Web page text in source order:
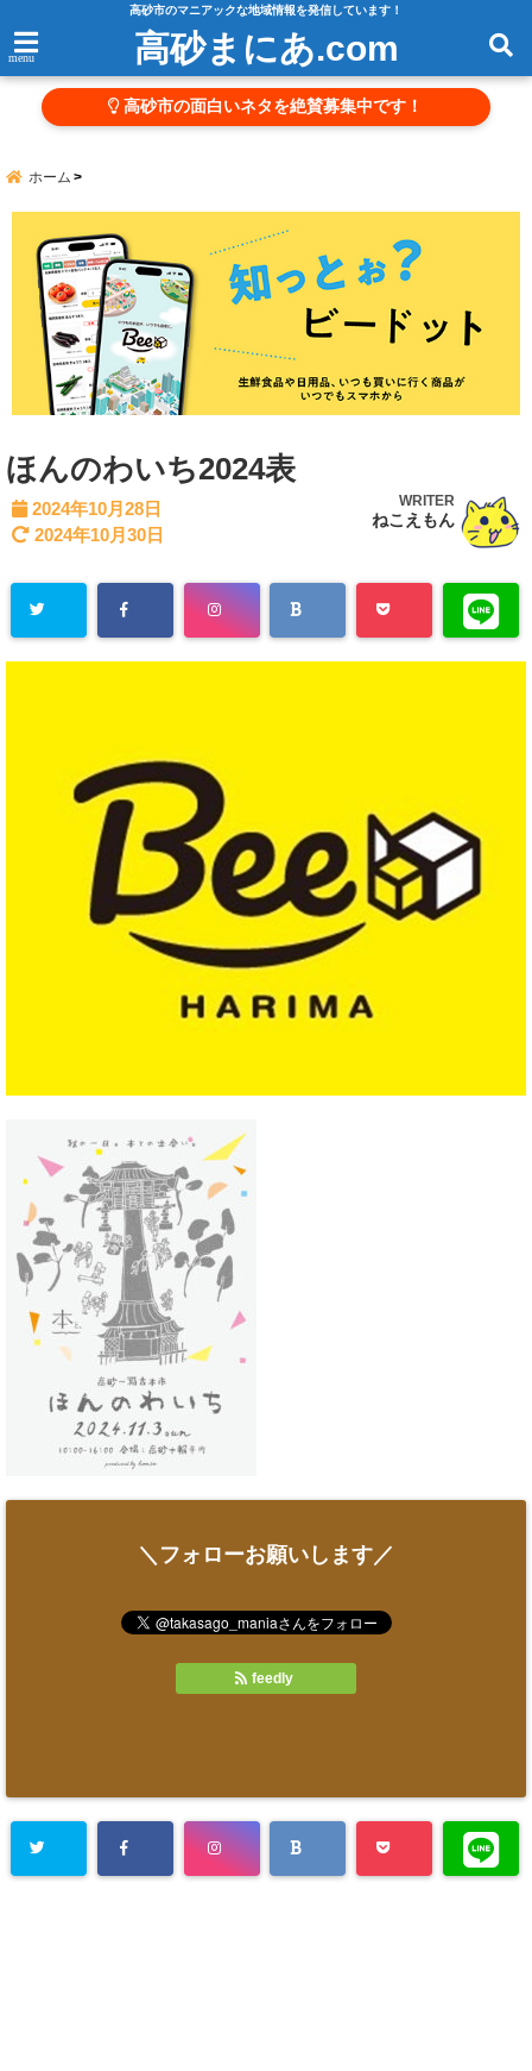
高砂市のマニアックな地域情報を発信しています！
menu 高砂まにあ.com
高砂市の面白いネタを絶賛募集中です！
ホーム
ほんのわいち2024表
2024年10月28日
2024年10月30日
WRITER
ねこえもん
＼フォローお願いします／
feedly